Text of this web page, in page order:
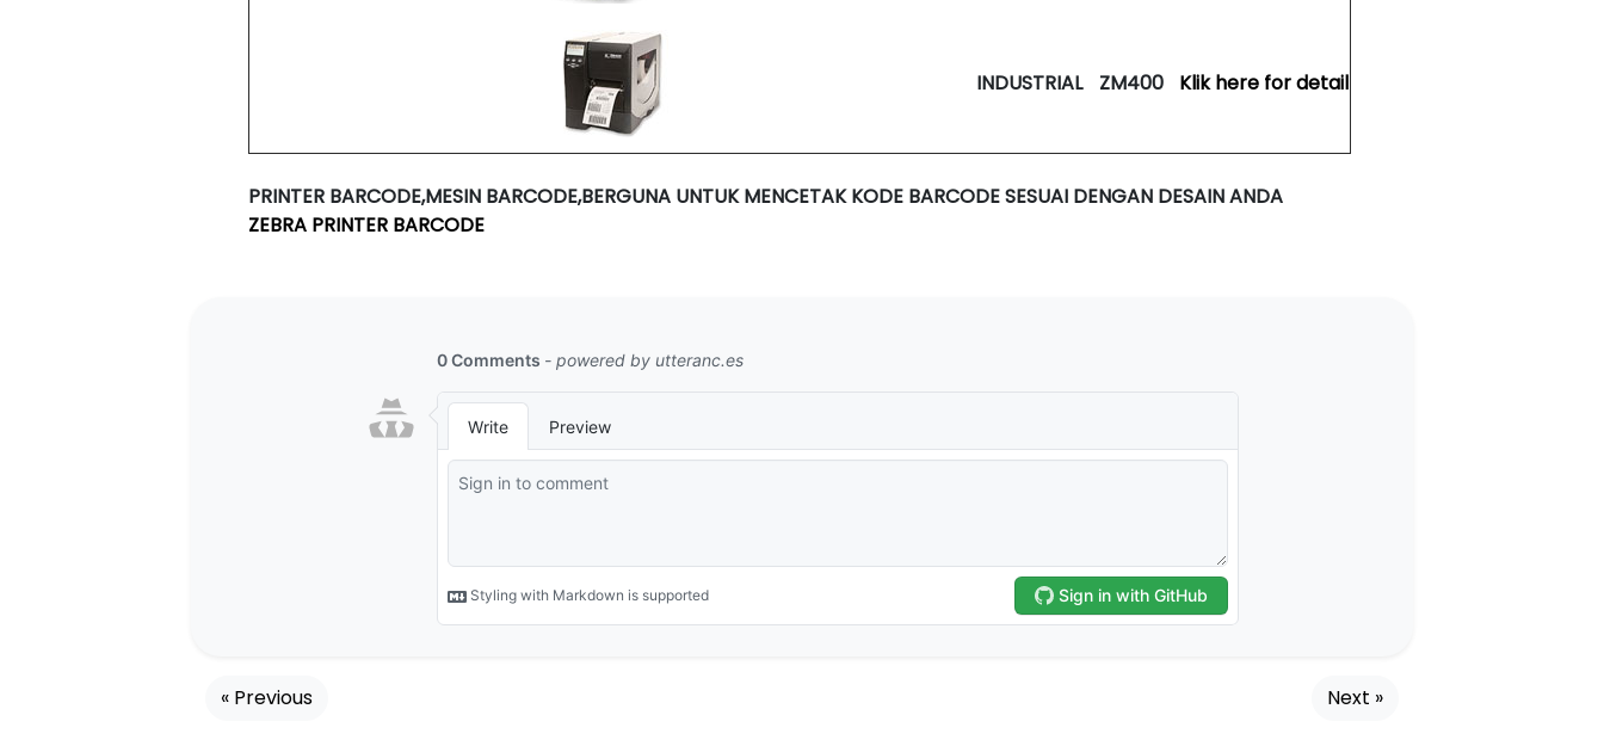
INDUSTRIAL ZM400 Klik here for detail
PRINTER BARCODE,MESIN BARCODE,BERGUNA UNTUK MENCETAK KODE BARCODE SESUAI DENGAN DESAIN ANDA
ZEBRA PRINTER BARCODE
« Previous Next »